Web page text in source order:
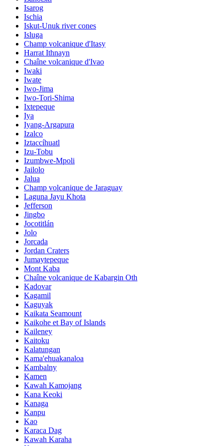
Isarog
Ischia
Iskut-Unuk river cones
Isluga
Champ volcanique d'Itasy
Harrat Ithnayn
Chaîne volcanique d'Ivao
Iwaki
Iwate
Iwo-Jima
Iwo-Tori-Shima
Ixtepeque
Iya
Iyang-Argapura
Izalco
Iztaccíhuatl
Izu-Tobu
Izumbwe-Mpoli
Jailolo
Jalua
Champ volcanique de Jaraguay
Laguna Jayu Khota
Jefferson
Jingbo
Jocotitlán
Jolo
Jorcada
Jordan Craters
Jumaytepeque
Mont Kaba
Chaîne volcanique de Kabargin Oth
Kadovar
Kagamil
Kaguyak
Kaikata Seamount
Kaikohe et Bay of Islands
Kaileney
Kaitoku
Kalatungan
Kama'ehuakanaloa
Kambalny
Kamen
Kawah Kamojang
Kana Keoki
Kanaga
Kanpu
Kao
Karaca Dag
Kawah Karaha